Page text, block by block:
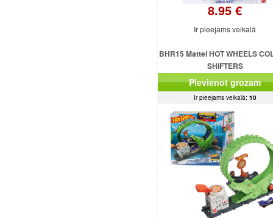
8.95 €
Ir pieejams veikalā
BHR15 Mattel HOT WHEELS
SHIFTERS
Pievienot grozam
Ir pieejams veikalā: 10